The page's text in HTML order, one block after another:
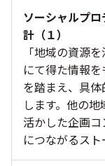
ソーシャルプ
計（１）
「地域の資源
にて得た情報
を踏まえ、具
します。他の
活かした企画
につながるスト